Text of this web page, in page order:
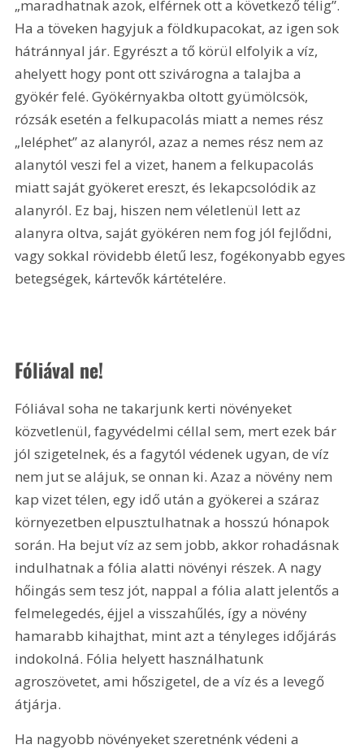
„maradhatnak azok, elférnek ott a következő télig”.
Ha a töveken hagyjuk a földkupacokat, az igen sok
hátránnyal jár. Egyrészt a tő körül elfolyik a víz,
ahelyett hogy pont ott szivárogna a talajba a
gyökér felé. Gyökérnyakba oltott gyümölcsök,
rózsák esetén a felkupacolás miatt a nemes rész
„leléphet” az alanyról, azaz a nemes rész nem az
alanytól veszi fel a vizet, hanem a felkupacolás
miatt saját gyökeret ereszt, és lekapcsolódik az
alanyról. Ez baj, hiszen nem véletlenül lett az
alanyra oltva, saját gyökéren nem fog jól fejlődni,
vagy sokkal rövidebb életű lesz, fogékonyabb egyes
betegségek, kártevők kártételére.
Fóliával ne!
Fóliával soha ne takarjunk kerti növényeket
közvetlenül, fagyvédelmi céllal sem, mert ezek bár
jól szigetelnek, és a fagytól védenek ugyan, de víz
nem jut se alájuk, se onnan ki. Azaz a növény nem
kap vizet télen, egy idő után a gyökerei a száraz
környezetben elpusztulhatnak a hosszú hónapok
során. Ha bejut víz az sem jobb, akkor rohadásnak
indulhatnak a fólia alatti növényi részek. A nagy
hőingás sem tesz jót, nappal a fólia alatt jelentős a
felmelegedés, éjjel a visszahűlés, így a növény
hamarabb kihajthat, mint azt a tényleges időjárás
indokolná. Fólia helyett használhatunk
agroszövetet, ami hőszigetel, de a víz és a levegő
átjárja.
Ha nagyobb növényeket szeretnénk védeni a